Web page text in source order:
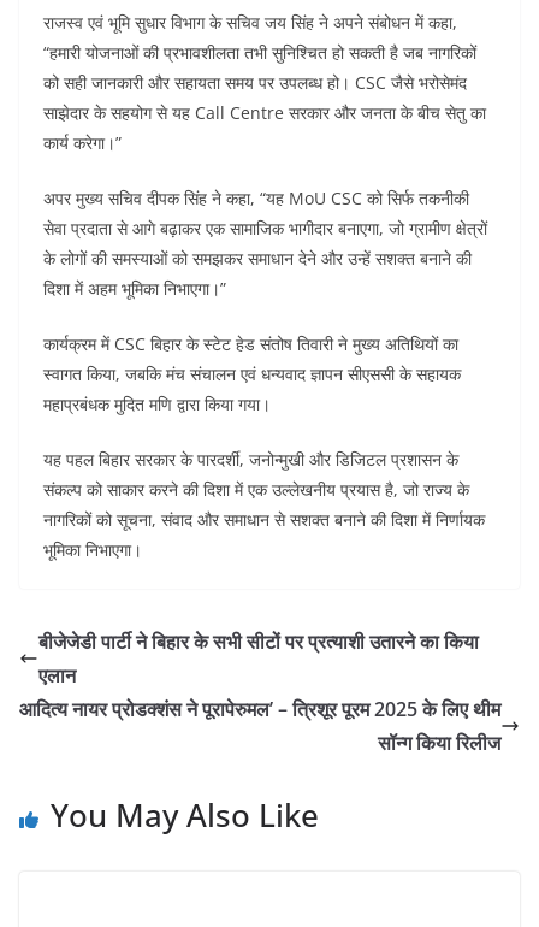
राजस्व एवं भूमि सुधार विभाग के सचिव जय सिंह ने अपने संबोधन में कहा,
“हमारी योजनाओं की प्रभावशीलता तभी सुनिश्चित हो सकती है जब नागरिकों
को सही जानकारी और सहायता समय पर उपलब्ध हो। CSC जैसे भरोसेमंद
साझेदार के सहयोग से यह Call Centre सरकार और जनता के बीच सेतु का
कार्य करेगा।”
अपर मुख्य सचिव दीपक सिंह ने कहा, “यह MoU CSC को सिर्फ तकनीकी
सेवा प्रदाता से आगे बढ़ाकर एक सामाजिक भागीदार बनाएगा, जो ग्रामीण क्षेत्रों
के लोगों की समस्याओं को समझकर समाधान देने और उन्हें सशक्त बनाने की
दिशा में अहम भूमिका निभाएगा।”
कार्यक्रम में CSC बिहार के स्टेट हेड संतोष तिवारी ने मुख्य अतिथियों का
स्वागत किया, जबकि मंच संचालन एवं धन्यवाद ज्ञापन सीएससी के सहायक
महाप्रबंधक मुदित मणि द्वारा किया गया।
यह पहल बिहार सरकार के पारदर्शी, जनोन्मुखी और डिजिटल प्रशासन के
संकल्प को साकार करने की दिशा में एक उल्लेखनीय प्रयास है, जो राज्य के
नागरिकों को सूचना, संवाद और समाधान से सशक्त बनाने की दिशा में निर्णायक
भूमिका निभाएगा।
बीजेजेडी पार्टी ने बिहार के सभी सीटों पर प्रत्याशी उतारने का किया
एलान
आदित्य नायर प्रोडक्शंस ने पूरापेरुमल’ – त्रिशूर पूरम 2025 के लिए थीम
सॉन्ग किया रिलीज
You May Also Like